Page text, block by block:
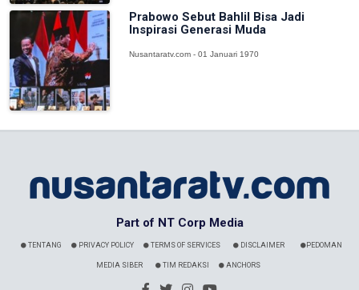
Prabowo Sebut Bahlil Bisa Jadi
Inspirasi Generasi Muda
Nusantaratv.com - 01 Januari 1970
Part of NT Corp Media
TENTANG PRIVACY POLICY TERMS OF SERVICES DISCLAIMER PEDOMAN
MEDIA SIBER TIM REDAKSI ANCHORS